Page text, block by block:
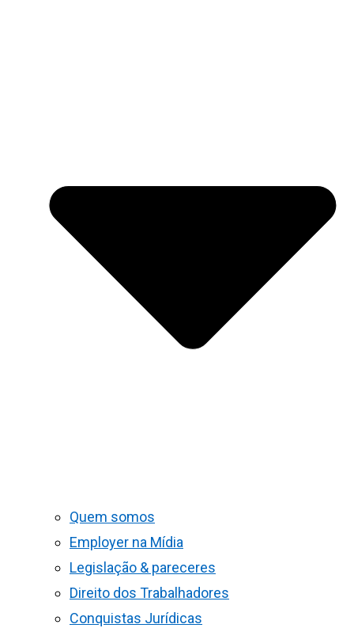
Quem somos
Employer na Mídia
Legislação & pareceres
Direito dos Trabalhadores
Conquistas Jurídicas